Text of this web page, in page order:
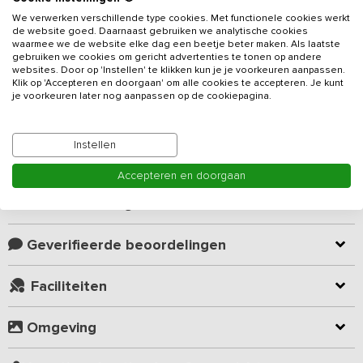
Beschrijving
Dit luxevakantieadresis heel mooi gelegen op de grens van
Nederland en België, hier draait alles om ontspannen en genieten
thuis voelt. De prachtige vakantieboerderij voor 16 personen heeft
8 ruime privékamers met eigen badkamer. De accommodatie
beschikt over een gezellige groepsruimte met kachel en een
grote tuin met zwemvijver, speelveld, beachvolleybalveld, jeu de
boules baan en voetbalveld. De smaakvolle kamers, moderne
faciliteiten en een fraaie ligging maken dit tot de ideale plek om te
ontsnappen aan de dagelijkse hectiek.
Op de eerste verdieping ligt de gezamenlijke ruimte, die door de
hoge plafonds met de houten balken en prachtige verlichting
aanvoelt als een huiskamer. Het is een warme en uitnodigende
plek om samen te komen, met comfortabele zitplekken waar je
Lees meer
Geverifieerde beoordelingen
Faciliteiten
Omgeving
We verwerken verschillende type cookies. Met functionele cookies werkt
de website goed. Daarnaast gebruiken we analytische cookies
waarmee we de website elke dag een beetje beter maken. Als laatste
gebruiken we cookies om gericht advertenties te tonen op andere
websites. Door op 'Instellen' te klikken kun je je voorkeuren aanpassen.
Klik op 'Accepteren en doorgaan' om alle cookies te accepteren. Je kunt
je voorkeuren later nog aanpassen op de cookiepagina.
Instellen
Accepteren en doorgaan